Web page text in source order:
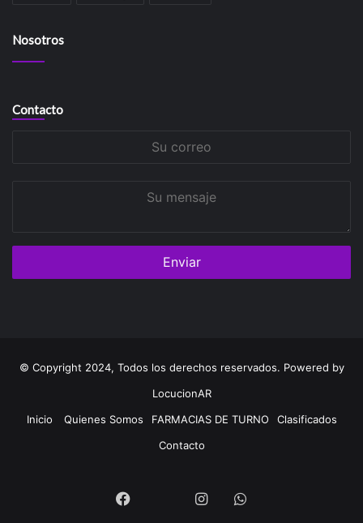
Nosotros
Contacto
© Copyright 2024, Todos los derechos reservados. Powered by
LocucionAR
Inicio
Quienes Somos FARMACIAS DE TURNO
Clasificados
Contacto
Facebook InstagramWhatsapp